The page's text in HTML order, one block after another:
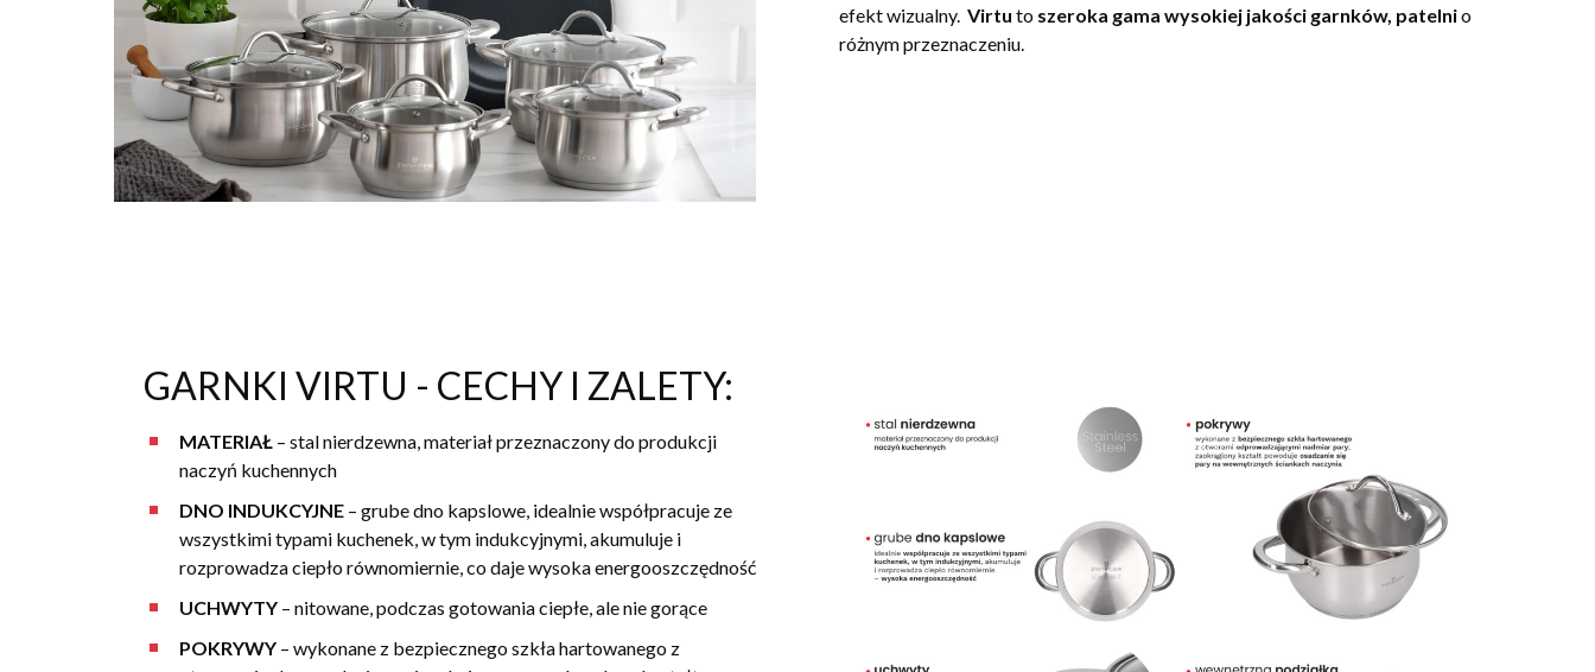
efekt wizualny. Virtu to szeroka gama wysokiej jakości garnków, patelnio
różnym przeznaczeniu.
GARNKI VIRTU - CECHY I ZALETY:
MATERIAŁ – stal nierdzewna, materiał przeznaczony do produkcji
naczyń kuchennych
DNO INDUKCYJNE – grube dno kapslowe, idealnie współpracuje ze
wszystkimi typami kuchenek, w tym indukcyjnymi, akumuluje i
rozprowadza ciepło równomiernie, co daje wysoka energooszczędność
UCHWYTY – nitowane, podczas gotowania ciepłe, ale nie gorące
POKRYWY – wykonane z bezpiecznego szkła hartowanego z